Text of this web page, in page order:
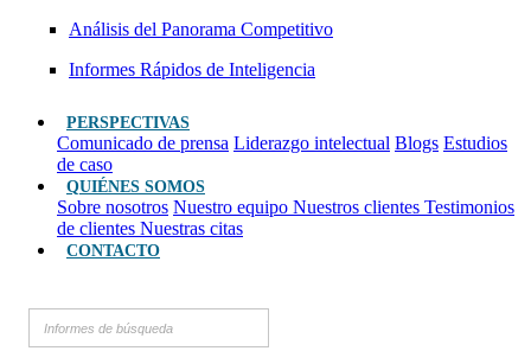
Análisis del Panorama Competitivo
Informes Rápidos de Inteligencia
PERSPECTIVAS
Comunicado de prensa Liderazgo intelectual Blogs Estudios
de caso
QUIÉNES SOMOS
Sobre nosotros Nuestro equipo Nuestros clientes Testimonios
de clientes Nuestras citas
CONTACTO